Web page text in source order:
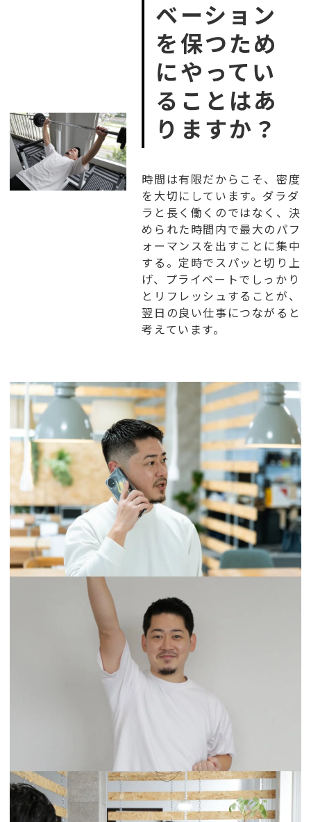
ベーション
を保つため
にやってい
ることはあ
りますか？
時間は有限だからこそ、密度
を大切にしています。ダラダ
ラと長く働くのではなく、決
められた時間内で最大のパフ
ォーマンスを出すことに集中
する。定時でスパッと切り上
げ、プライベートでしっかり
とリフレッシュすることが、
翌日の良い仕事につながると
考えています。